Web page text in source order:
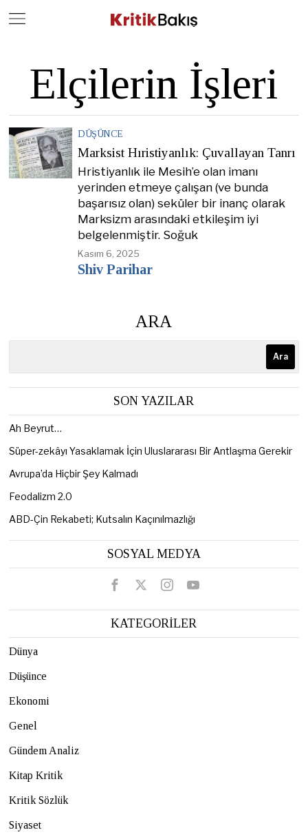
Elçilerin İşleri
DÜŞÜNCE
Marksist Hıristiyanlık: Çuvallayan Tanrı
Hristiyanlık ile Mesih’e olan imanı
yerinden etmeye çalışan (ve bunda
başarısız olan) seküler bir inanç olarak
Marksizm arasındaki etkileşim iyi
belgelenmiştir. Soğuk
Kasım 6, 2025
Shiv Parihar
ARA
Ara
SON YAZILAR
Ah Beyrut…
Süper-zekâyı Yasaklamak İçin Uluslararası Bir Antlaşma Gerekir
Avrupa’da Hiçbir Şey Kalmadı
Feodalizm 2.0
ABD-Çin Rekabeti; Kutsalın Kaçınılmazlığı
SOSYAL MEDYA
KATEGORİLER
Dünya
Düşünce
Ekonomi
Genel
Gündem Analiz
Kitap Kritik
Kritik Sözlük
Siyaset